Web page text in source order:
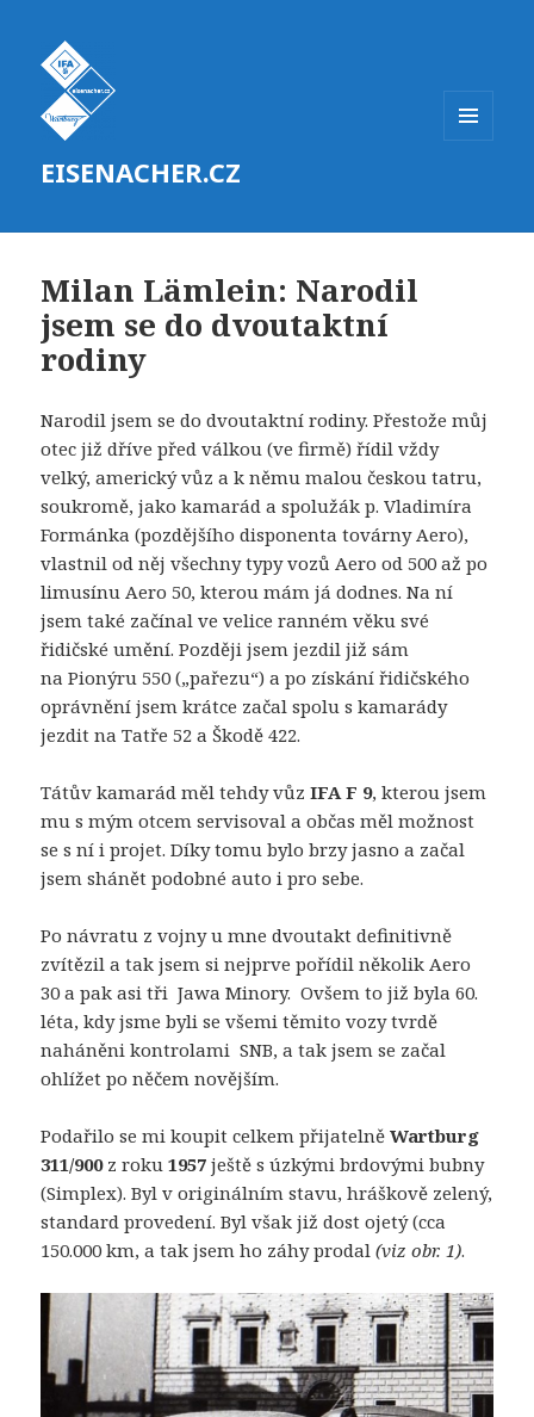
EISENACHER.CZ
Milan Lämlein: Narodil
jsem se do dvoutaktní
rodiny
Narodil jsem se do dvoutaktní rodiny. Přestože můj
otec již dříve před válkou (ve firmě) řídil vždy
velký, americký vůz a k němu malou českou tatru,
soukromě, jako kamarád a spolužák p. Vladimíra
Formánka (pozdějšího disponenta továrny Aero),
vlastnil od něj všechny typy vozů Aero od 500 až po
limusínu Aero 50, kterou mám já dodnes. Na ní
jsem také začínal ve velice ranném věku své
řidičské umění. Později jsem jezdil již sám
na Pionýru 550 („pařezu“) a po získání řidičského
oprávnění jsem krátce začal spolu s kamarády
jezdit na Tatře 52 a Škodě 422.
Tátův kamarád měl tehdy vůzIFA F 9, kterou jsem
mu s mým otcem servisoval a občas měl možnost
se s ní i projet. Díky tomu bylo brzy jasno a začal
jsem shánět podobné auto i pro sebe.
Po návratu z vojny u mne dvoutakt definitivně
zvítězil a tak jsem si nejprve pořídil několik Aero
30 a pak asi tři Jawa Minory. Ovšem to již byla 60.
léta, kdy jsme byli se všemi těmito vozy tvrdě
naháněni kontrolami SNB, a tak jsem se začal
ohlížet po něčem novějším.
Podařilo se mi koupit celkem přijatelněWartburg
311/900z roku1957 ještě s úzkými brdovými bubny
(Simplex). Byl v originálním stavu, hráškově zelený,
standard provedení. Byl však již dost ojetý (cca
150.000 km, a tak jsem ho záhy prodal(viz obr. 1).